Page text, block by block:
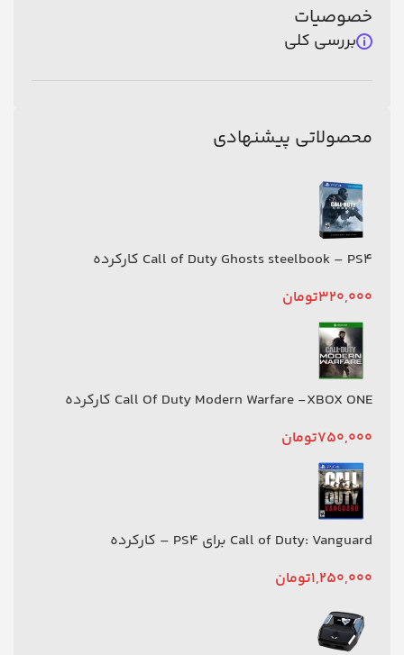
خصوصیات
بررسی کلی
محصولاتی پیشنهادی
Call of Duty Ghosts steelbook – PS4 کارکرده
320,000تومان
Call Of Duty Modern Warfare -XBOX ONE کارکرده
750,000تومان
Call of Duty: Vanguard برای PS4 – کارکرده
1,250,000تومان